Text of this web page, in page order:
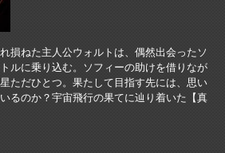
損ねた主人公ウォルトは、偶然出会ったソ
ルに乗り込む。ソフィーの助けを借りなが
ただひとつ。果たして目指す先には、思い
るのか？宇宙飛行の果てに辿り着いた【真